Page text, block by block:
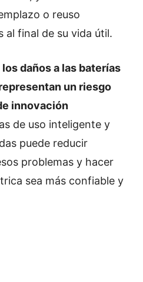
o reuso
al final de su vida útil.
daños a las baterías
un riesgo
innovación
de uso inteligente y
puede reducir
problemas y hacer
sea más confiable y